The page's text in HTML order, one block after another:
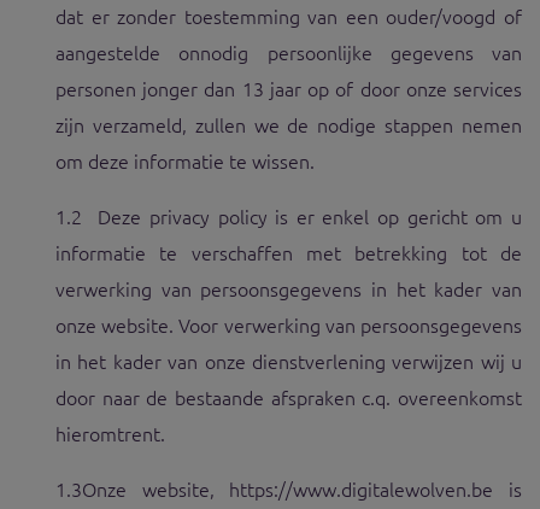
dat er zonder toestemming van een ouder/voogd of
aangestelde onnodig persoonlijke gegevens van
personen jonger dan 13 jaar op of door onze services
zijn verzameld, zullen we de nodige stappen nemen
om deze informatie te wissen.
1.2 Deze privacy policy is er enkel op gericht om u
informatie te verschaffen met betrekking tot de
verwerking van persoonsgegevens in het kader van
onze website. Voor verwerking van persoonsgegevens
in het kader van onze dienstverlening verwijzen wij u
door naar de bestaande afspraken c.q. overeenkomst
hieromtrent.
1.3Onze website, https://www.digitalewolven.be is